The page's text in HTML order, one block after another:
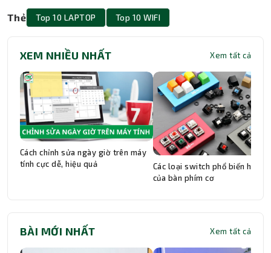
Thẻ Top 10 LAPTOP Top 10 WIFI
XEM NHIỀU NHẤT Xem tất cả
Cách chỉnh sửa ngày giờ trên máy
tính cực dễ, hiệu quả
Các loại switch phổ biến hiện
của bàn phím cơ
BÀI MỚI NHẤT Xem tất cả